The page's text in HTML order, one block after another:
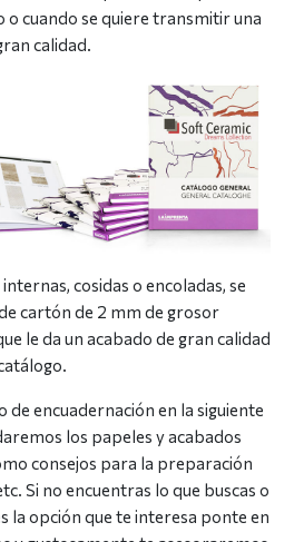
o cuando se quiere transmitir una
calidad.
cosidas o encoladas, se
cartón de 2 mm de grosor
le da un acabado de gran calidad
de encuadernación en la siguiente
los papeles y acabados
consejos para la preparación
Si no encuentras lo que buscas o
la opción que te interesa ponte en